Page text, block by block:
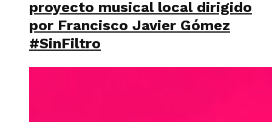
proyecto musical local dirigido
por Francisco Javier Gómez
#SinFiltro